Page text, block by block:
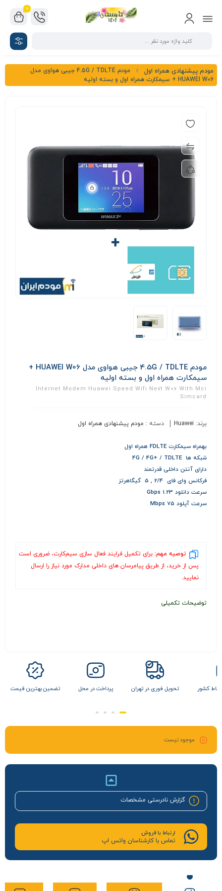
0
مودم پیشنهادی همراه اول
مودم 4.5G / TDLTE جیبی هواوی مدل
HUAWEI W06 + سیمکارت همراه اول و بسته اولیه
مودم 4.5G / TDLTE جیبی هواوی مدل HUAWEI W06 +
سیمکارت همراه اول و بسته اولیه
Internet Modem Huawei Speed Wifi Next W06 With Mci
Simcard
برند: Huawei دسته : مودم پیشنهادی همراه اول
بهمراه سیمکارت FDLTE همراه اول
شبکه ها 4G / 4G+ / TDLTE
دارای آنتن داخلی قدرتمند
فرکانس وای فای 2/4 , 5 گیگاهرتز
سرعت دانلود 1.23 Gbps
سرعت آپلود 75 Mbps
توصیه مهم: برای تکمیل فرایند فعال‌ سازی سیم‌کارت، ضروری است
پس از خرید، از طریق پیامرسان های داخلی مدارک مورد نیاز را ارسال
نمایید.
توضیحات تکمیلی
نقاط کشور تحویل فوری در تهران پرداخت در محل تضمین بهترین قیمت
موجود نیست
گزارش نادرستی مشخصات
ارتباط با فروش
تماس با کارشناسان واتس اپ